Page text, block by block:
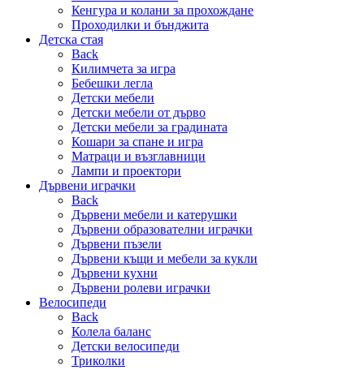
Кенгура и колани за прохождане
Проходилки и бънджита
Детска стая
Back
Килимчета за игра
Бебешки легла
Детски мебели
Детски мебели от дърво
Детски мебели за градината
Кошари за спане и игра
Матраци и възглавници
Лампи и проектори
Дървени играчки
Back
Дървени мебели и катерушки
Дървени образователни играчки
Дървени пъзели
Дървени къщи и мебели за кукли
Дървени кухни
Дървени ролеви играчки
Велосипеди
Back
Колела баланс
Детски велосипеди
Триколки